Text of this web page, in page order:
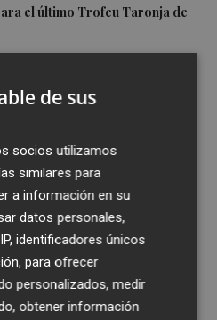
el último Trofeu Taronja de
y más de 100 brigadas se
un incendio forestal
de sus
socios utilizamos
similares para
a información en su
datos personales,
identificadores únicos
para ofrecer
personalizados, medir
obtener información